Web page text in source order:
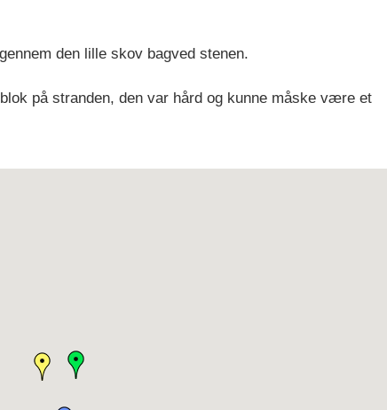
den lille skov bagved stenen.
på stranden, den var hård og kunne måske være et